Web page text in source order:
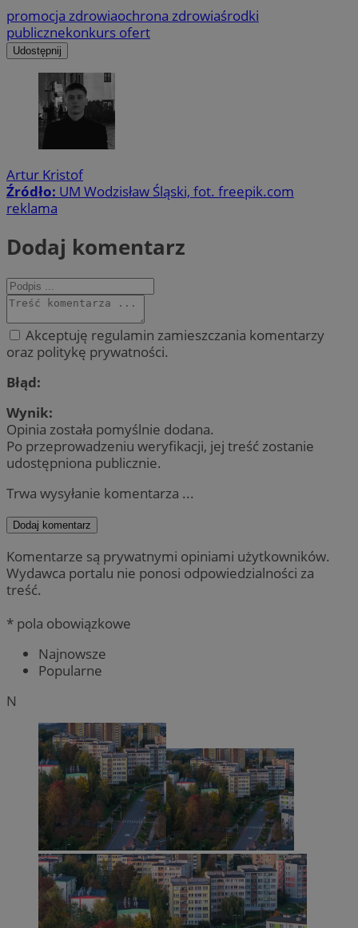
promocja zdrowiaochrona zdrowiaśrodki
publicznekonkurs ofert
Udostępnij
Artur Kristof
Źródło: UM Wodzisław Śląski, fot. freepik.com
reklama
Dodaj komentarz
Akceptuję regulamin zamieszczania komentarzy
oraz politykę prywatności.
Błąd:
Wynik:
Opinia została pomyślnie dodana.
Po przeprowadzeniu weryfikacji, jej treść zostanie
udostępniona publicznie.
Trwa wysyłanie komentarza ...
Dodaj komentarz
Komentarze są prywatnymi opiniami użytkowników.
Wydawca portalu nie ponosi odpowiedzialności za
treść.
* pola obowiązkowe
Najnowsze
Popularne
N